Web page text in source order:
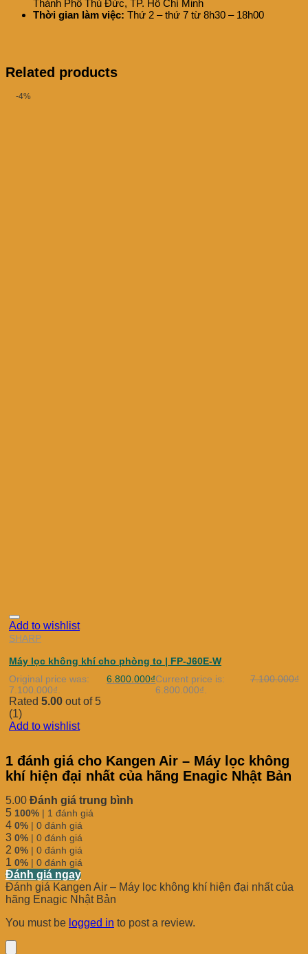
Thành Phố Thủ Đức, TP. Hồ Chí Minh
Thời gian làm việc: Thứ 2 – thứ 7 từ 8h30 – 18h00
Related products
-4%
Add to wishlist
SHARP
Máy lọc không khí cho phòng to | FP-J60E-W
7.100.000₫
Original price was:
7.100.000₫.
6.800.000₫Current price is:
6.800.000₫.
Rated 5.00 out of 5
(1)
Add to wishlist
1 đánh giá cho Kangen Air – Máy lọc không
khí hiện đại nhất của hãng Enagic Nhật Bản
5.00 Đánh giá trung bình
5 100% | 1 đánh giá
4 0% | 0 đánh giá
3 0% | 0 đánh giá
2 0% | 0 đánh giá
1 0% | 0 đánh giá
Đánh giá ngay
Đánh giá Kangen Air – Máy lọc không khí hiện đại nhất của
hãng Enagic Nhật Bản
You must be logged in to post a review.